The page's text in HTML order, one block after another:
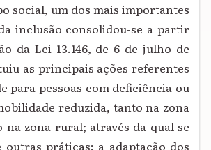
um dos mais importantes
inclusão consolidou-se a partir
da Lei 13.146, de 6 de julho de
as principais ações referentes
para pessoas com deficiência ou
reduzida, tanto na zona
na zona rural; através da qual se
práticas: a adaptação dos